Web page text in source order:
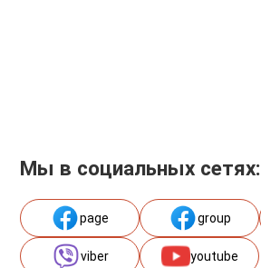
Мы в социальных сетях:
page group
viber youtube